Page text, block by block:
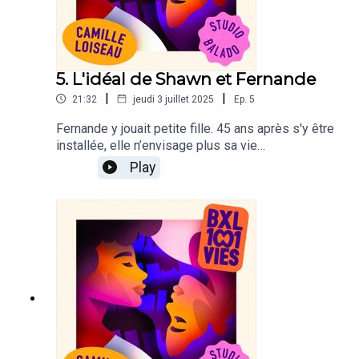
5. L'idéal de Shawn et Fernande
21:32 | jeudi 3 juillet 2025 | Ep. 5
Fernande y jouait petite fille. 45 ans après s'y être
installée, elle n’envisage plus sa vie
ailleurs.Shawn, lui, rêve de la quitter.BXL 1001
VIES est un podcast de Camille Loiseau produit
par le Studio BaladoIdée originale : Camille
LoiseauRéalisation : Michel-Ange VintiGénérique
original et mixage : David FedermannDirection de
casting : Caroline RenaudièreProduction : Michel-
Ange Vinti et Julien Barbier, assistés de Chayma
HajjiIllustration : Patrick Croes
Play